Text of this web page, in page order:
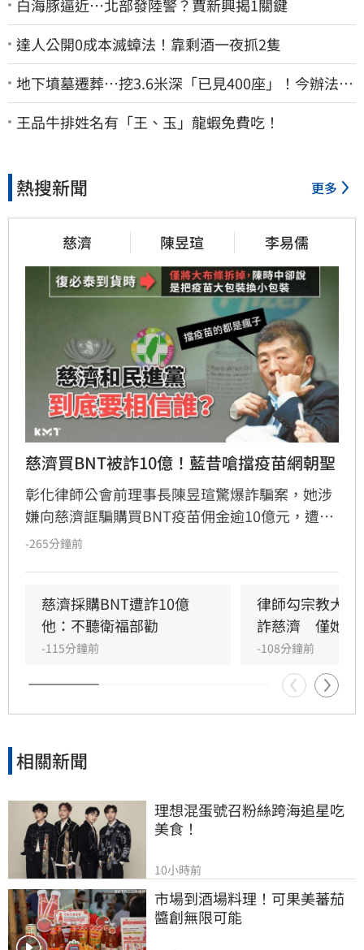
白海豚逼近…北部發陸警？賈新興揭1關鍵
達人公開0成本滅蟑法！靠剩酒一夜抓2隻
地下墳墓遷葬…挖3.6米深「已見400座」！今辦法會
安撫祖先
王品牛排姓名有「王、玉」龍蝦免費吃！
熱搜新聞 更多
慈濟 陳昱瑄 李易儒
慈濟買BNT被詐10億！藍昔嗆擋疫苗網朝聖
彰化律師公會前理事長陳昱瑄驚爆詐騙案，她涉
嫌向慈濟誆騙購買BNT疫苗佣金逾10億元，遭台
中地檢署依詐欺、洗錢等罪起訴並接押。此案揭
醒勿信掮客而怒批政府阻擋疫苗，如今真相大
白，證實慈濟確實受騙，當年國民黨指責民進黨
的貼文遭大批網友留言朝聖，戲稱是大型翻車現
場。面對詐騙真相，慈濟表達遺憾並配合調查，
林智群律師則表示時間證明一切，感嘆當年政府
的提醒遭政治操作抹黑，如今結果公開，真相已
-265分鐘前
慈濟採購BNT遭詐10億
他：不聽衛福部勸
-115分鐘前
律師勾宗教大
詐慈濟　僅她交
-108分鐘前
相關新聞
理想混蛋號召粉絲跨海追星吃
美食！
10小時前
市場到酒場料理！可果美蕃茄
醬創無限可能